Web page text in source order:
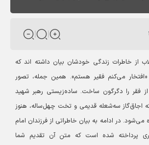
از خاطرات زندگی خودشان بیان داشته اند که
می‌کنم فقیر هستم». همین جمله، تصور
فقر را دگرگون ساخت. ساده‌زیستی رهبر شهید
اجاق‌گاز سه‌شعله قدیمی و تخت چهل‌ساله، هنوز
در ادامه به بیان خاطراتی از فرزندان امام
پرداخته شده است که متن آن تقدیم شما